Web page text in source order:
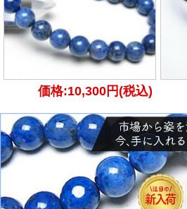
価格:10,300円(税込)